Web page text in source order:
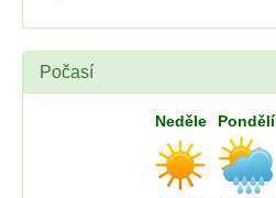
Počasí
Neděle Pondělí